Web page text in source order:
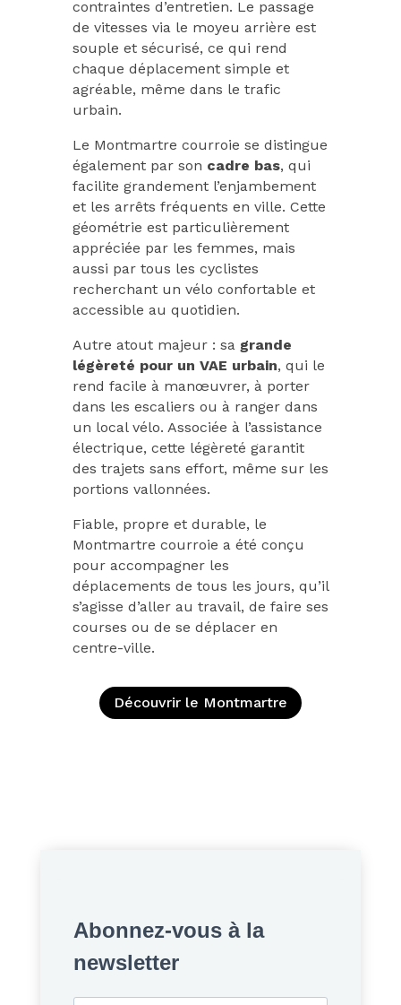
contraintes d’entretien. Le passage
de vitesses via le moyeu arrière est
souple et sécurisé, ce qui rend
chaque déplacement simple et
agréable, même dans le trafic
urbain.
Le Montmartre courroie se distingue
également par son cadre bas, qui
facilite grandement l’enjambement
et les arrêts fréquents en ville. Cette
géométrie est particulièrement
appréciée par les femmes, mais
aussi par tous les cyclistes
recherchant un vélo confortable et
accessible au quotidien.
Autre atout majeur : sa grande
légèreté pour un VAE urbain, qui le
rend facile à manœuvrer, à porter
dans les escaliers ou à ranger dans
un local vélo. Associée à l’assistance
électrique, cette légèreté garantit
des trajets sans effort, même sur les
portions vallonnées.
Fiable, propre et durable, le
Montmartre courroie a été conçu
pour accompagner les
déplacements de tous les jours, qu’il
s’agisse d’aller au travail, de faire ses
courses ou de se déplacer en
centre-ville.
Découvrir le Montmartre
Abonnez-vous à la
newsletter